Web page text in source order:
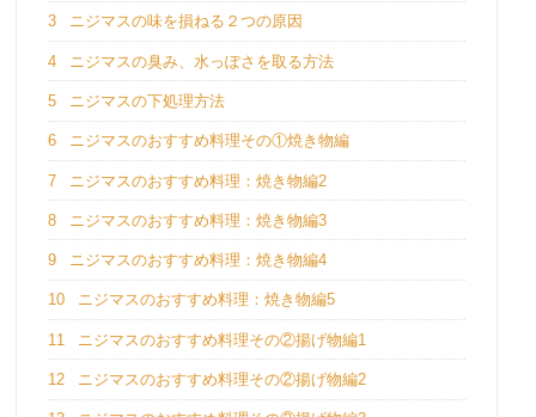
3 ニジマスの味を損ねる２つの原因
4 ニジマスの臭み、水っぽさを取る方法
5 ニジマスの下処理方法
6 ニジマスのおすすめ料理その①焼き物編
7 ニジマスのおすすめ料理：焼き物編2
8 ニジマスのおすすめ料理：焼き物編3
9 ニジマスのおすすめ料理：焼き物編4
10 ニジマスのおすすめ料理：焼き物編5
11 ニジマスのおすすめ料理その②揚げ物編1
12 ニジマスのおすすめ料理その②揚げ物編2